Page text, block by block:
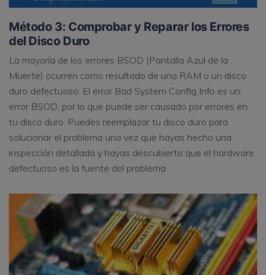
Método 3: Comprobar y Reparar los Errores
del Disco Duro
La mayoría de los errores BSOD (Pantalla Azul de la
Muerte) ocurren como resultado de una RAM o un disco
duro defectuoso. El error Bad System Config Info es un
error BSOD, por lo que puede ser causado por errores en
tu disco duro. Puedes reemplazar tu disco duro para
solucionar el problema una vez que hayas hecho una
inspección detallada y hayas descubierto que el hardware
defectuoso es la fuente del problema.